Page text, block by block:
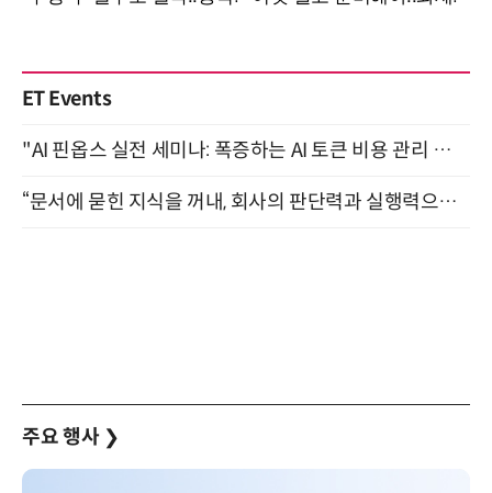
ET Events
"AI 핀옵스 실전 세미나: 폭증하는 AI 토큰 비용 관리 전략" 8월 21일 개최
“문서에 묻힌 지식을 꺼내, 회사의 판단력과 실행력으로 바꾸다” (8/20)
주요 행사 ❯